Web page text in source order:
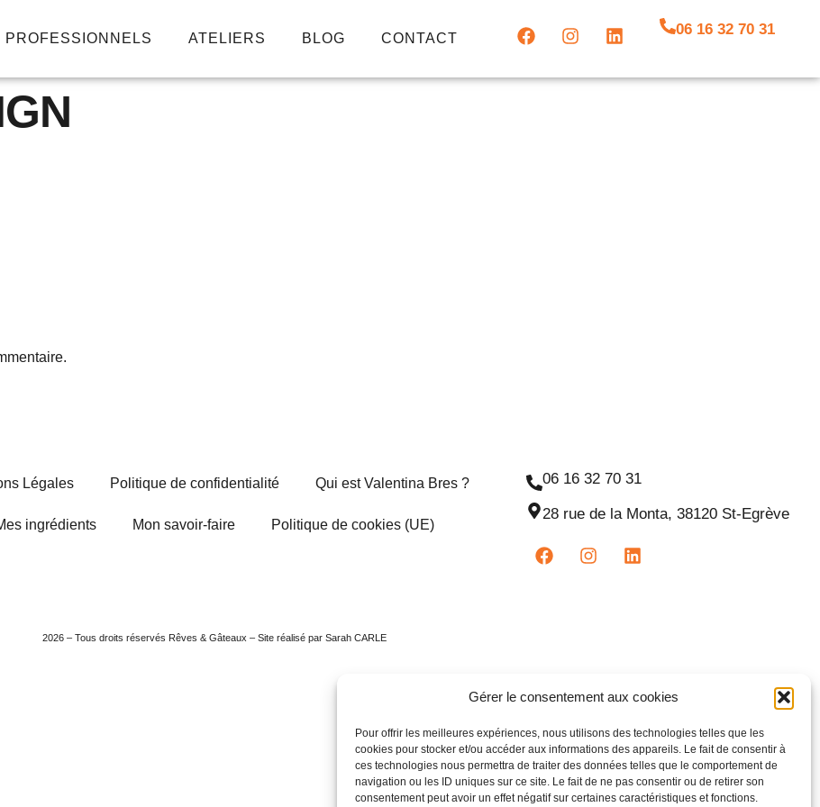
Gérer le consentement aux cookies
Pour offrir les meilleures expériences, nous utilisons des technologies telles que les
cookies pour stocker et/ou accéder aux informations des appareils. Le fait de consentir à
ces technologies nous permettra de traiter des données telles que le comportement de
navigation ou les ID uniques sur ce site. Le fait de ne pas consentir ou de retirer son
consentement peut avoir un effet négatif sur certaines caractéristiques et fonctions.
PROFESSIONNELS ATELIERS BLOG CONTACT
06 16 32 70 31
Légales Politique de confidentialité Qui est Valentina Bres ?
ingrédients Mon savoir-faire Politique de cookies (UE)
06 16 32 70 31
28 rue de la Monta, 38120 St-Egrève
2026 – Tous droits réservés Rêves & Gâteaux – Site réalisé par Sarah CARLE